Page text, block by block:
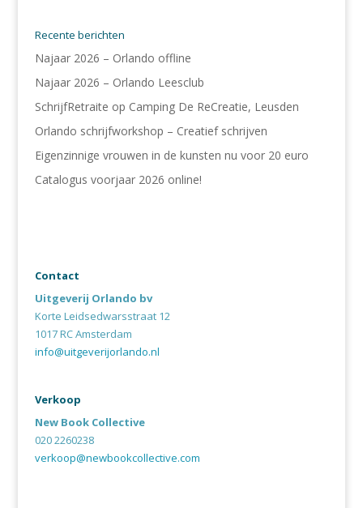
Recente berichten
Najaar 2026 – Orlando offline
Najaar 2026 – Orlando Leesclub
SchrijfRetraite op Camping De ReCreatie, Leusden
Orlando schrijfworkshop – Creatief schrijven
Eigenzinnige vrouwen in de kunsten nu voor 20 euro
Catalogus voorjaar 2026 online!
Contact
Uitgeverij Orlando bv
Korte Leidsedwarsstraat 12
1017 RC Amsterdam
info@uitgeverijorlando.nl
Verkoop
New Book Collective
020 2260238
verkoop@newbookcollective.com